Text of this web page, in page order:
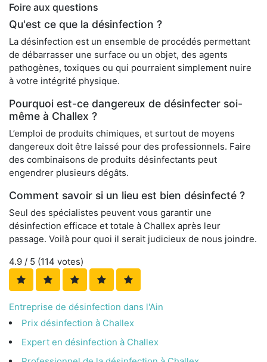
Foire aux questions
Qu'est ce que la désinfection ?
La désinfection est un ensemble de procédés permettant
de débarrasser une surface ou un objet, des agents
pathogènes, toxiques ou qui pourraient simplement nuire
à votre intégrité physique.
Pourquoi est-ce dangereux de désinfecter soi-
même à Challex ?
L’emploi de produits chimiques, et surtout de moyens
dangereux doit être laissé pour des professionnels. Faire
des combinaisons de produits désinfectants peut
engendrer plusieurs dégâts.
Comment savoir si un lieu est bien désinfecté ?
Seul des spécialistes peuvent vous garantir une
désinfection efficace et totale à Challex après leur
passage. Voilà pour quoi il serait judicieux de nous joindre.
4.9 / 5 (114 votes)
Entreprise de désinfection dans l'Ain
Prix désinfection à Challex
Expert en désinfection à Challex